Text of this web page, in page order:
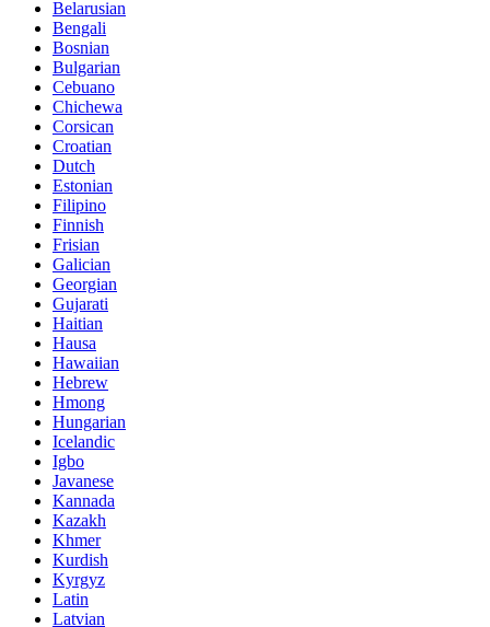
Belarusian
Bengali
Bosnian
Bulgarian
Cebuano
Chichewa
Corsican
Croatian
Dutch
Estonian
Filipino
Finnish
Frisian
Galician
Georgian
Gujarati
Haitian
Hausa
Hawaiian
Hebrew
Hmong
Hungarian
Icelandic
Igbo
Javanese
Kannada
Kazakh
Khmer
Kurdish
Kyrgyz
Latin
Latvian